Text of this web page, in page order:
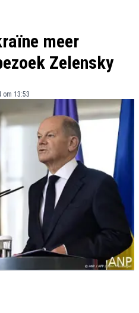
meer
Zelensky
om 13:53